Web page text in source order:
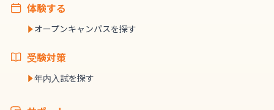
体験する
オープンキャンパスを探す
受験対策
年内入試を探す